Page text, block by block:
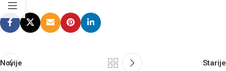
Novije Starije